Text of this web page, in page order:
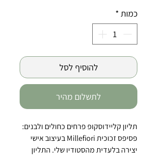
כמות*
להוסיף לסל
לתשלום מהיר
תליון קליידוסקופ פרחים כחולים ולבנים:
פסיפס זכוכית Millefiori בעיצוב אישי
יצירה בלעדית מהסטודיו שלי. התליון